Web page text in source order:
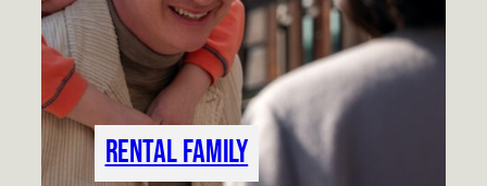
Rental Family